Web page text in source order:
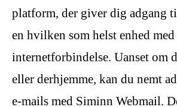
platform, der giver dig adgang
en hvilken som helst enhed med
internetforbindelse. Uanset om
eller derhjemme, kan du nemt
e-mails med Siminn Webmail.